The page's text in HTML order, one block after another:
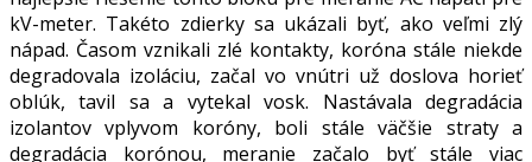
kV-meter. Takéto zdierky sa ukázali byť, ako veľmi zlý
nápad. Časom vznikali zlé kontakty, koróna stále niekde
degradovala izoláciu, začal vo vnútri už doslova horieť
oblúk, tavil sa a vytekal vosk. Nastávala degradácia
izolantov vplyvom koróny, boli stále väčšie straty a
degradácia korónou, meranie začalo byť stále viac